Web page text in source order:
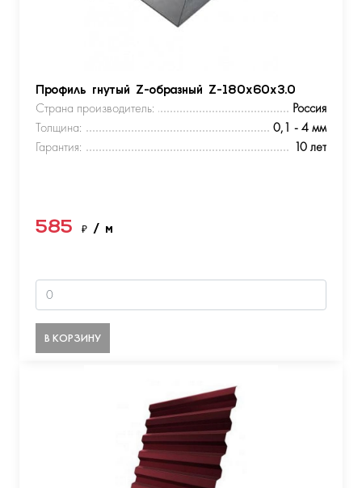
Профиль гнутый Z-образный Z-180х60х3.0
Страна производитель:
Россия
Толщина:
0,1 - 4 мм
Гарантия:
10 лет
585 ₽ / м
В КОРЗИНУ